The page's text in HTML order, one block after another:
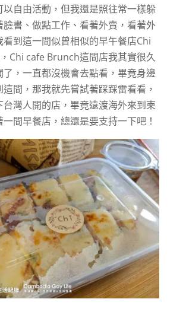
以自由活動，但我還是照往常一樣躲
臉書、做點工作、看著外賣，看著外
看到這一間似曾相似的早午餐店Chi
Chi cafe Brunch這間店我其實很久
了，一直都沒機會去點看，畢竟身邊
間，那我就先嘗試著踩踩雷看看，
台灣人開的店，畢竟遠渡海外來到柬
間早餐店，總還是要支持一下吧！